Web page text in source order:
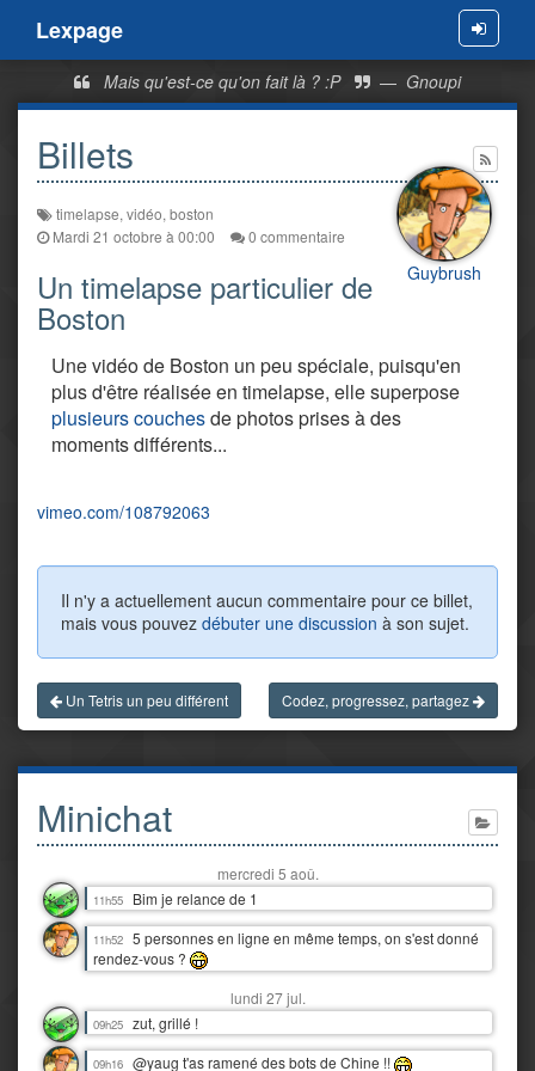
Menu
Lexpage
Mais qu'est-ce qu'on fait là ? :P — Gnoupi
Billets
Guybrush
timelapse, vidéo, boston
Mardi 21 octobre à 00:00
0 commentaire
Un timelapse particulier de
Boston
Une vidéo de Boston un peu spéciale, puisqu'en
plus d'être réalisée en timelapse, elle superpose
plusieurs couchesde photos prises à des
moments différents...
vimeo.com/108792063
Il n'y a actuellement aucun commentaire pour ce billet,
mais vous pouvez débuter une discussion à son sujet.
Un Tetris un peu différent Codez, progressez, partagez
Minichat
mercredi 5 aoû.
11h55 Bim je relance de 1
11h52 5 personnes en ligne en même temps, on s'est donné
rendez-vous ?
lundi 27 jul.
09h25 zut, grillé !
09h16 @yaug t'as ramené des bots de Chine !!